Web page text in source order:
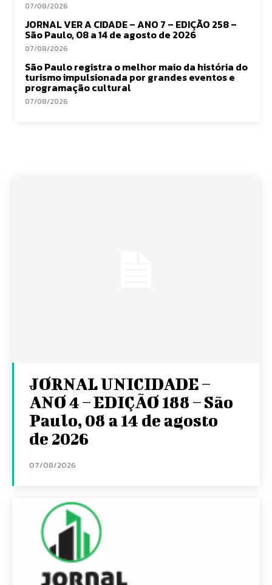
07/08/2026
JORNAL VER A CIDADE – ANO 7 – EDIÇÃO 258 –
São Paulo, 08 a 14 de agosto de 2026
07/08/2026
São Paulo registra o melhor maio da história do
turismo impulsionada por grandes eventos e
programação cultural
07/08/2026
JORNAL UNICIDADE –
ANO 4 – EDIÇÃO 188 – São
Paulo, 08 a 14 de agosto
de 2026
07/08/2026